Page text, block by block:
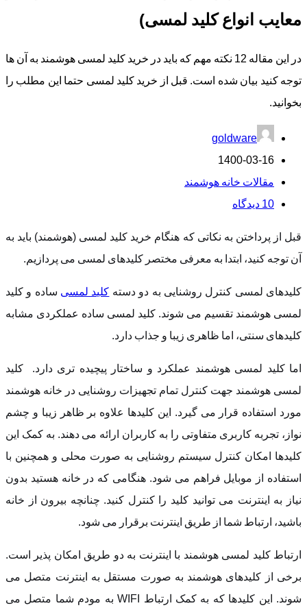
معایب انواع کلید لمسی)
در این مقاله 12 نکته مهم که باید در خرید کلید لمسی هوشمند به آن ها
توجه کنید بیان شده است. قبل از خرید کلید لمسی حتما این مطلب را
بخوانید.
goldware
1400-03-16
مقالات خانه هوشمند
10 دیدگاه
قبل از پرداختن به نکاتی که هنگام خرید کلید لمسی (هوشمند) باید به
آن توجه کنید، ابتدا به معرفی مختصر کلیدهای لمسی می پردازیم.
کلیدهای لمسی کنترل روشنایی به دو دسته کلید لمسی ساده و کلید
لمسی هوشمند تقسیم می شوند. کلید لمسی ساده عملکردی مشابه
کلیدهای سنتی، اما ظاهری زیبا و جذاب دارد.
اما کلید لمسی هوشمند عملکرد و ساختار پیچیده تری دارد. کلید
لمسی هوشمند جهت کنترل تمام تجهیزات روشنایی در خانه هوشمند
مورد استفاده قرار می گیرد. این کلیدها علاوه بر ظاهر زیبا و چشم
نواز، تجربه کاربری متفاوتی را به کاربران ارائه می دهند. به کمک این
کلیدها امکان کنترل سیستم روشنایی به صورت محلی و همچنین با
استفاده از موبایل فراهم می شود. هنگامی که در خانه هستید بدون
نیاز به اینترنت می توانید کلید را کنترل کنید. چنانچه بیرون از خانه
باشید، ارتباط شما از طریق اینترنت برقرار می شود.
ارتباط کلید لمسی هوشمند با اینترنت به دو طریق امکان پذیر است.
برخی از کلیدهای هوشمند به صورت مستقل به اینترنت متصل می
شوند. این کلیدها که به کمک ارتباط WIFI به مودم شما متصل می